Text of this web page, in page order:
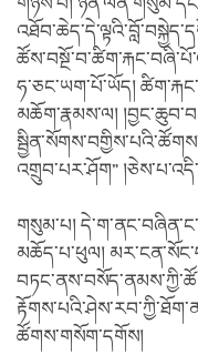
ཧ་ཅང་ཡག་པོ་ཡོད།
མཆོག་རྣམས་ལ།
འགྲུབ་པར་ཤོག”
གསུམ་པ།
མཆོད་པ་ཕུལ།
ཚོགས་གསོག་དགོས།